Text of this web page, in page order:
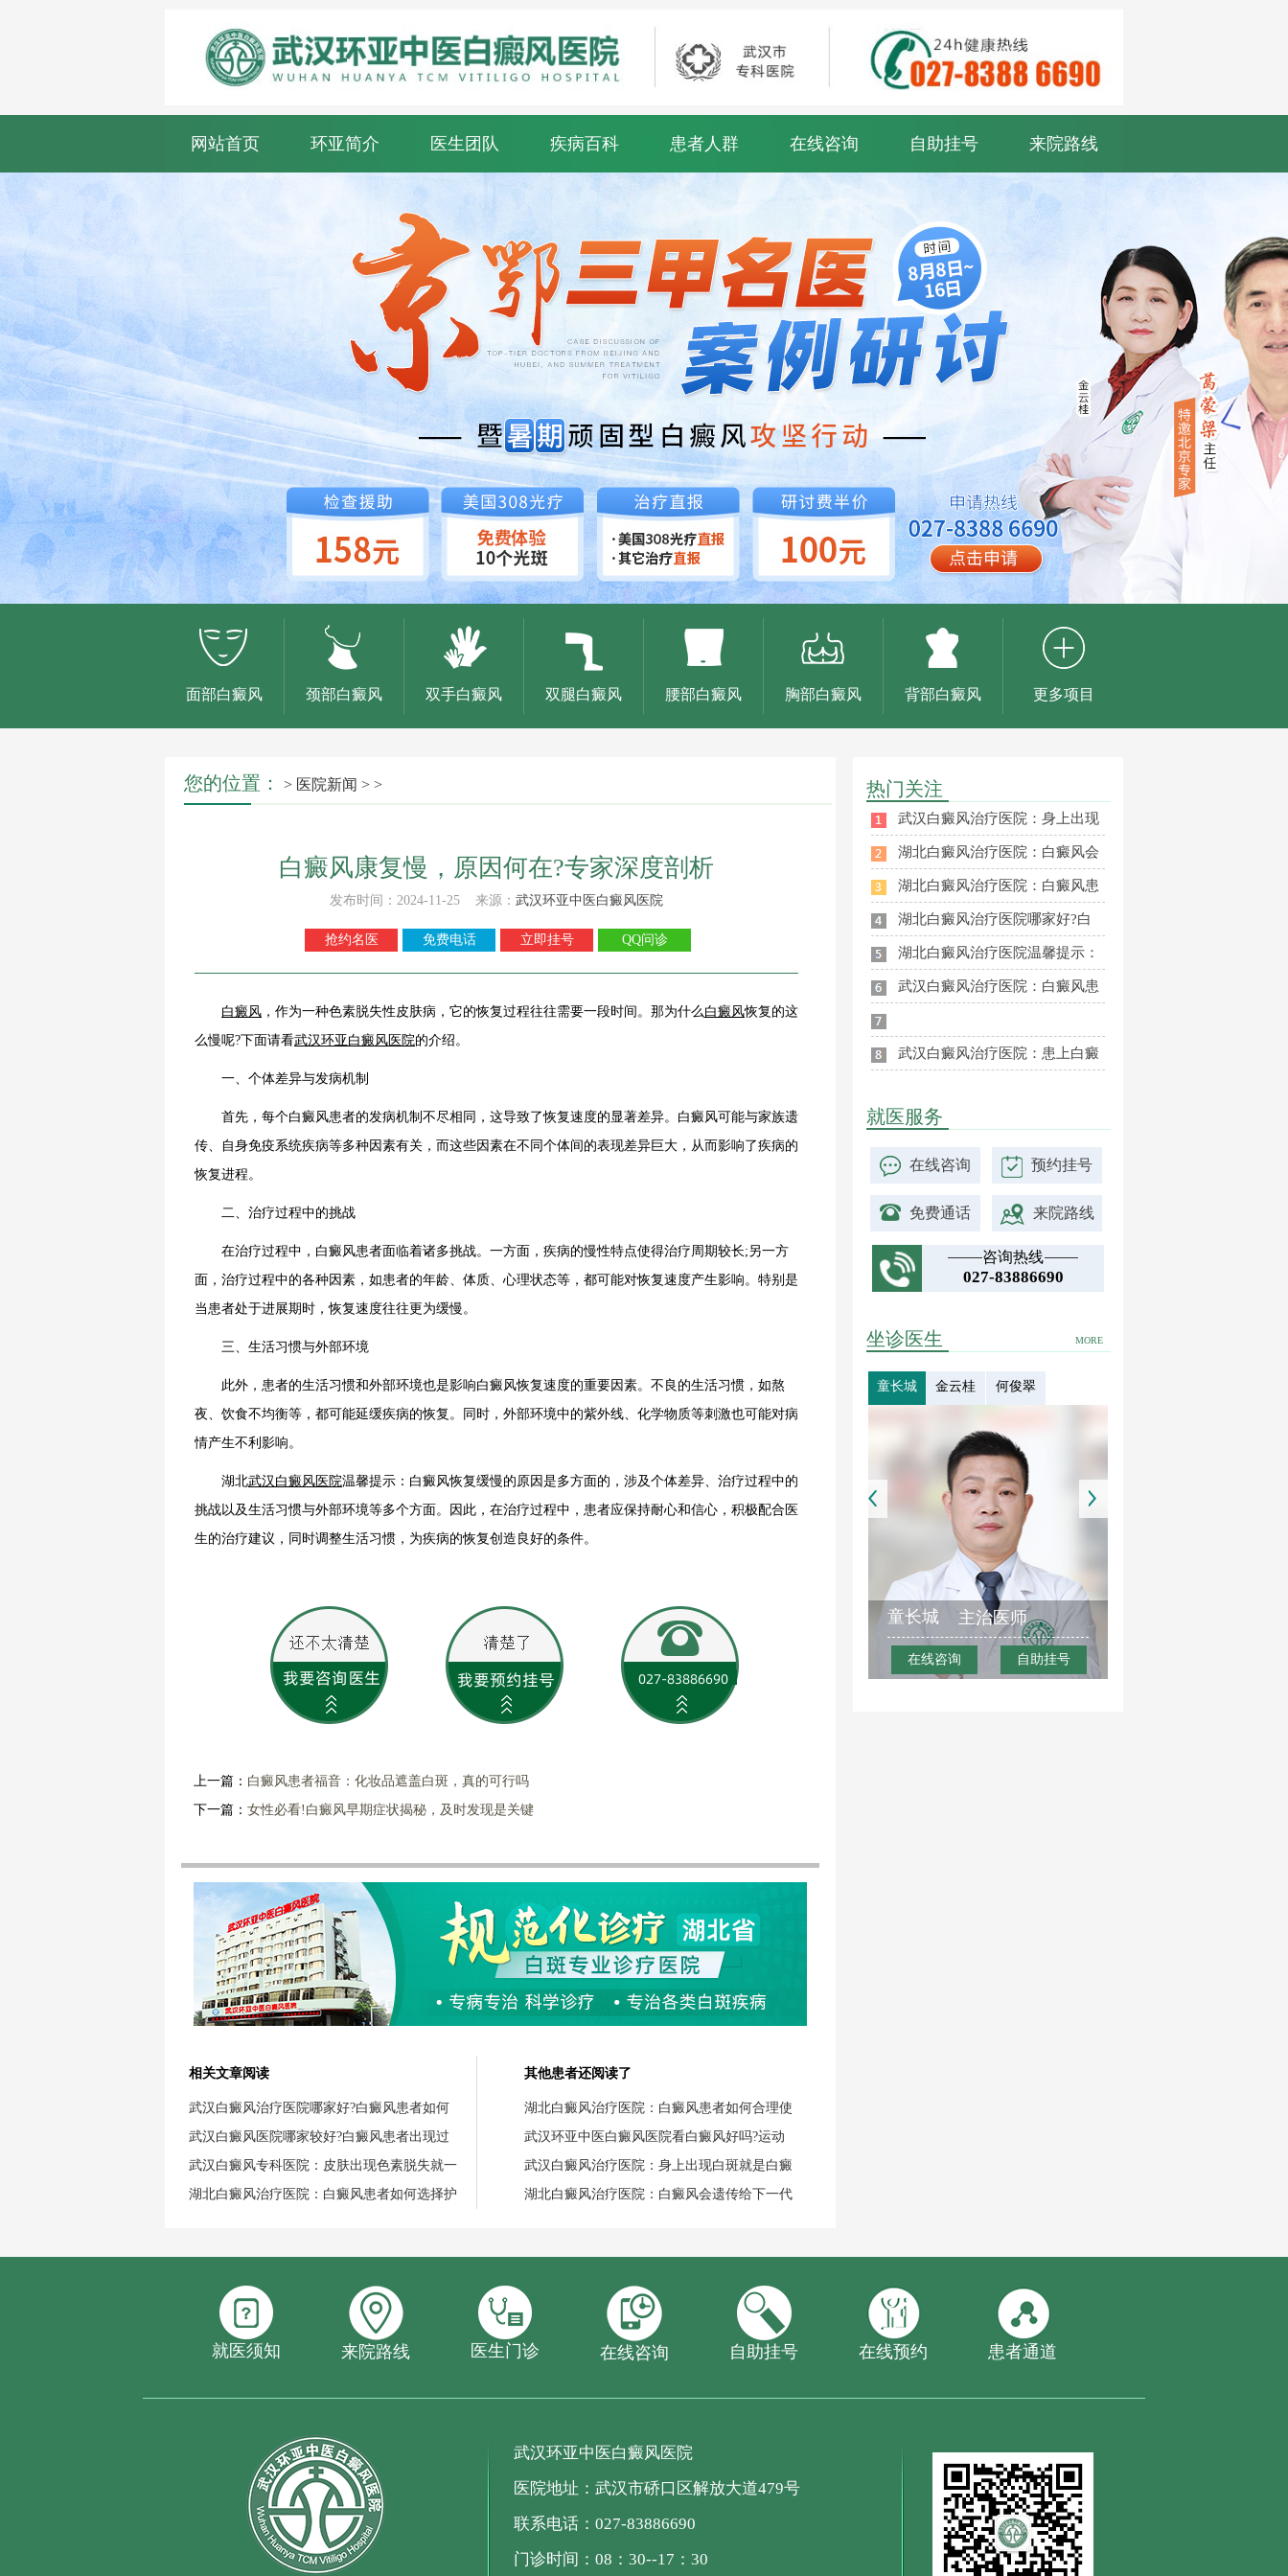
网站首页 环亚简介 医生团队 疾病百科 患者人群 在线咨询 自助挂号 来院路线
面部白癜风 颈部白癜风 双手白癜风 双腿白癜风 腰部白癜风 胸部白癜风 背部白癜风 更多项目
您的位置： > 医院新闻 > >
白癜风康复慢，原因何在?专家深度剖析
发布时间：2024-11-25 来源： 武汉环亚中医白癜风医院
抢约名医 免费电话 立即挂号 QQ问诊
白癜风 ，作为一种色素脱失性皮肤病，它的恢复过程往往需要一段时间。那为什么白癜风恢复的这
么慢呢?下面请看武汉环亚白癜风医院的介绍。
一、个体差异与发病机制
首先，每个白癜风患者的发病机制不尽相同，这导致了恢复速度的显著差异。白癜风可能与家族遗
传、自身免疫系统疾病等多种因素有关，而这些因素在不同个体间的表现差异巨大，从而影响了疾病的
恢复进程。
二、治疗过程中的挑战
在治疗过程中，白癜风患者面临着诸多挑战。一方面，疾病的慢性特点使得治疗周期较长;另一方
面，治疗过程中的各种因素，如患者的年龄、体质、心理状态等，都可能对恢复速度产生影响。特别是
当患者处于进展期时，恢复速度往往更为缓慢。
三、生活习惯与外部环境
此外，患者的生活习惯和外部环境也是影响白癜风恢复速度的重要因素。不良的生活习惯，如熬
夜、饮食不均衡等，都可能延缓疾病的恢复。同时，外部环境中的紫外线、化学物质等刺激也可能对病
情产生不利影响。
湖北武汉白癜风医院温馨提示：白癜风恢复缓慢的原因是多方面的，涉及个体差异、治疗过程中的
挑战以及生活习惯与外部环境等多个方面。因此，在治疗过程中，患者应保持耐心和信心，积极配合医
生的治疗建议，同时调整生活习惯，为疾病的恢复创造良好的条件。
上一篇： 白癜风患者福音：化妆品遮盖白斑，真的可行吗
下一篇： 女性必看!白癜风早期症状揭秘，及时发现是关键
相关文章阅读
武汉白癜风治疗医院哪家好?白癜风患者如何
武汉白癜风医院哪家较好?白癜风患者出现过
武汉白癜风专科医院：皮肤出现色素脱失就一
湖北白癜风治疗医院：白癜风患者如何选择护
其他患者还阅读了
湖北白癜风治疗医院：白癜风患者如何合理使
武汉环亚中医白癜风医院看白癜风好吗?运动
武汉白癜风治疗医院：身上出现白斑就是白癜
湖北白癜风治疗医院：白癜风会遗传给下一代
热门关注
武汉白癜风治疗医院：身上出现
湖北白癜风治疗医院：白癜风会
湖北白癜风治疗医院：白癜风患
湖北白癜风治疗医院哪家好?白
湖北白癜风治疗医院温馨提示：
武汉白癜风治疗医院：白癜风患
武汉白癜风治疗医院：患上白癜
就医服务
在线咨询 预约挂号
免费通话 来院路线
咨询热线
027-83886690
MORE
坐诊医生
童长城 金云桂 何俊翠
童长城 主治医师
在线咨询 自助挂号
就医须知 来院路线 医生门诊 在线咨询 自助挂号 在线预约 患者通道
武汉环亚中医白癜风医院
医院地址：武汉市硚口区解放大道479号
联系电话：027-83886690
门诊时间：08：30--17：30